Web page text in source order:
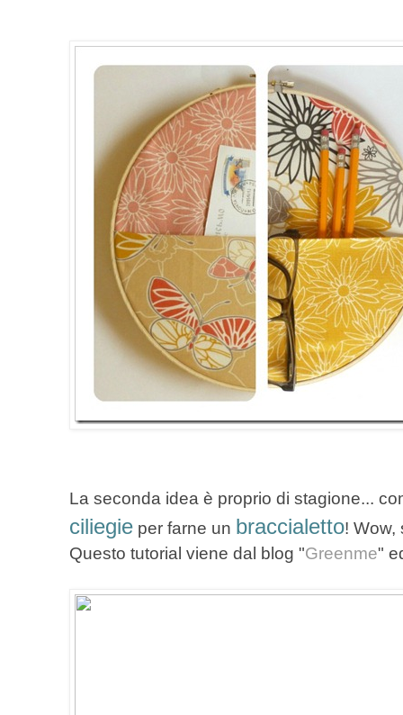
La seconda idea è proprio di stagione...
ciliegie per farne un braccialetto! Wow,
Questo tutorial viene dal blog "Greenme"